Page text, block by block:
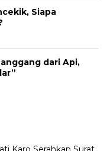
Siapa
dari Api,